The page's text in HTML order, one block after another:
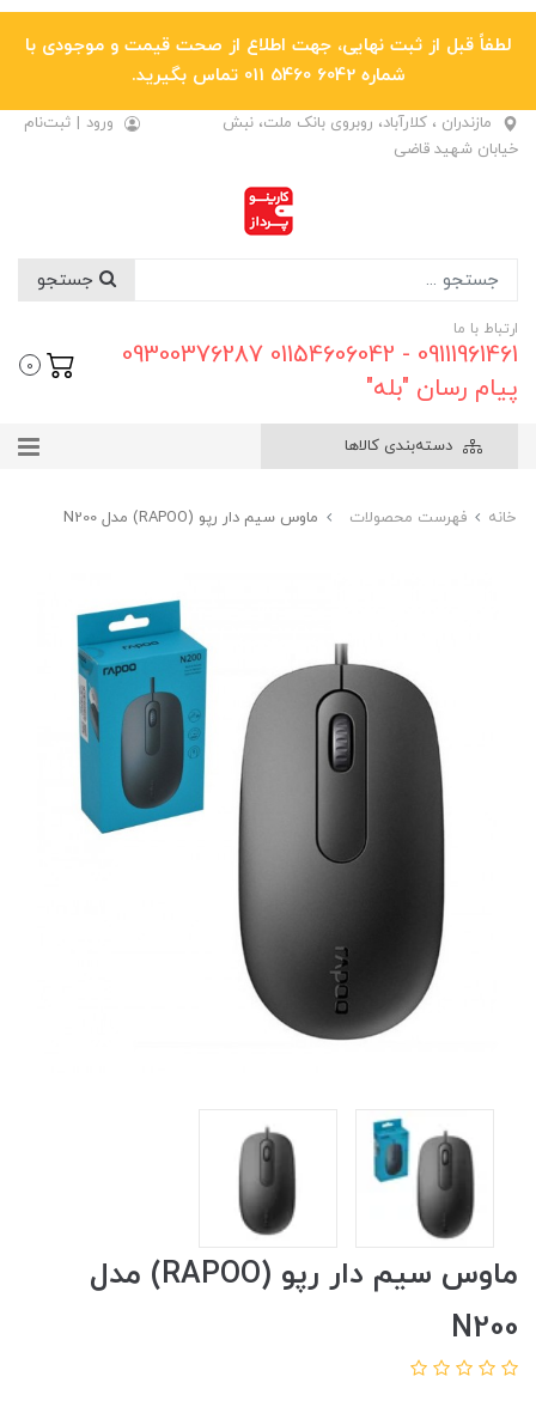
لطفاً قبل از ثبت نهایی، جهت اطلاع از صحت قیمت و موجودی با
شماره 6042 5460 011 تماس بگیرید.
مازندران ، کلارآباد، روبروی بانک ملت، نبش
خیابان شهید قاضی
ورود | ثبت‌نام
ارتباط با ما
09111961461 - 01154606042 09300376287
پیام رسان "بله"
0
دسته‌بندی کالاها
خانه فهرست محصولات ماوس سیم دار رپو (RAPOO) مدل N200
ماوس سیم دار رپو (RAPOO) مدل
N200